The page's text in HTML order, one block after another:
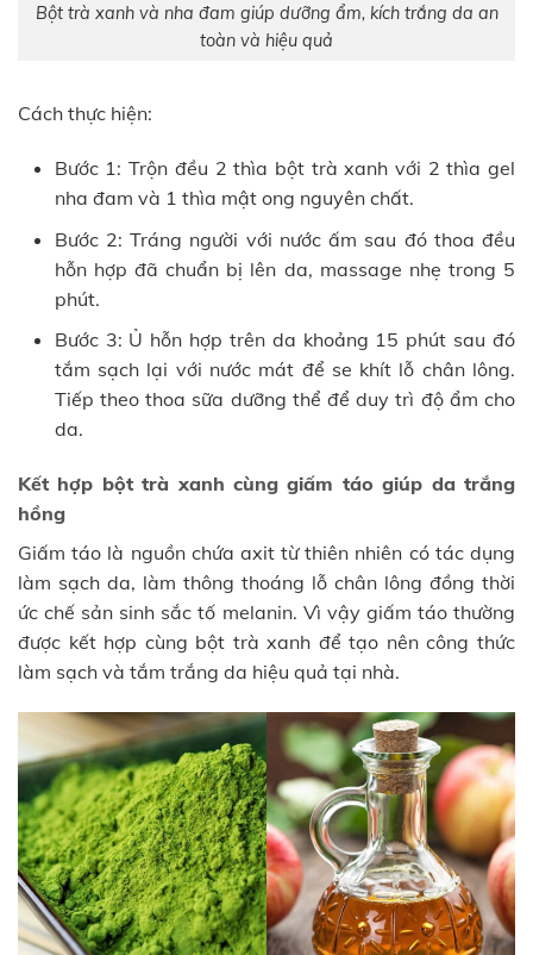
Bột trà xanh và nha đam giúp dưỡng ẩm, kích trắng da an
toàn và hiệu quả
Cách thực hiện:
Bước 1: Trộn đều 2 thìa bột trà xanh với 2 thìa gel
nha đam và 1 thìa mật ong nguyên chất.
Bước 2: Tráng người với nước ấm sau đó thoa đều
hỗn hợp đã chuẩn bị lên da, massage nhẹ trong 5
phút.
Bước 3: Ủ hỗn hợp trên da khoảng 15 phút sau đó
tắm sạch lại với nước mát để se khít lỗ chân lông.
Tiếp theo thoa sữa dưỡng thể để duy trì độ ẩm cho
da.
Kết hợp bột trà xanh cùng giấm táo giúp da trắng
hồng
Giấm táo là nguồn chứa axit từ thiên nhiên có tác dụng
làm sạch da, làm thông thoáng lỗ chân lông đồng thời
ức chế sản sinh sắc tố melanin. Vì vậy giấm táo thường
được kết hợp cùng bột trà xanh để tạo nên công thức
làm sạch và tắm trắng da hiệu quả tại nhà.